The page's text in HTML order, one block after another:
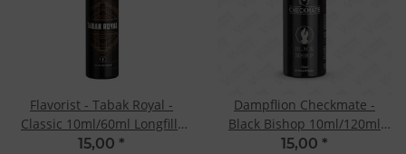
Flavorist - Tabak Royal -
Classic 10ml/60ml Longfill-
Aroma
15,00 *
Dampflion Checkmate -
Black Bishop 10ml/120ml
LongfillAroma
15,00 *